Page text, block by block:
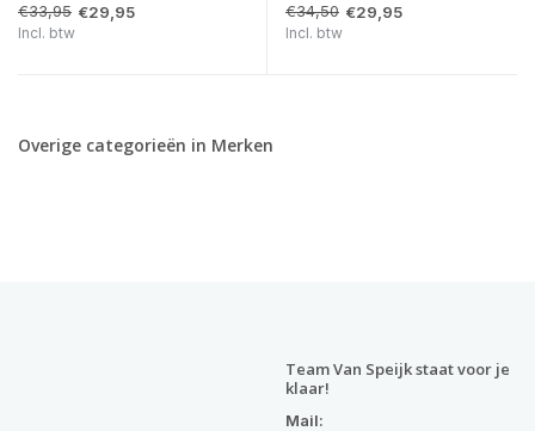
€33,95 €29,95
Incl. btw
€34,50 €29,95
Incl. btw
Overige categorieën in Merken
Team Van Speijk staat voor je
klaar!
Mail: